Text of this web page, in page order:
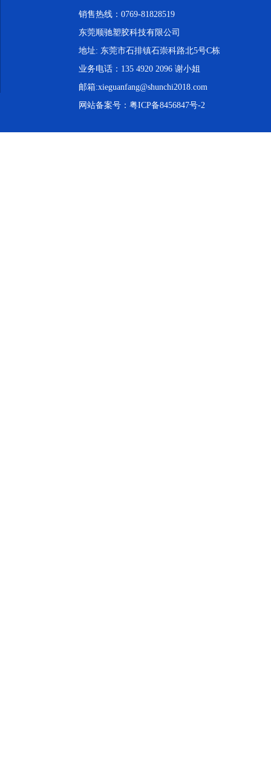
销售热线：0769-81828519
东莞顺驰塑胶科技有限公司
地址: 东莞市石排镇石崇科路北5号C栋
业务电话：135 4920 2096 谢小姐
邮箱:xieguanfang@shunchi2018.com
网站备案号： 粤ICP备8456847号-2